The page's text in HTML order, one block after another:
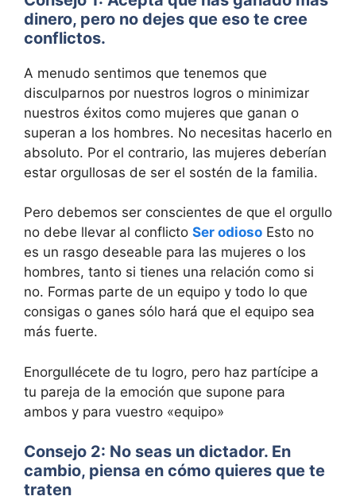
dinero, pero no dejes que eso te cree
conflictos.
A menudo sentimos que tenemos que
disculparnos por nuestros logros o minimizar
nuestros éxitos como mujeres que ganan o
superan a los hombres. No necesitas hacerlo en
absoluto. Por el contrario, las mujeres deberían
estar orgullosas de ser el sostén de la familia.
Pero debemos ser conscientes de que el orgullo
no debe llevar al conflicto Ser odioso Esto no
es un rasgo deseable para las mujeres o los
hombres, tanto si tienes una relación como si
no. Formas parte de un equipo y todo lo que
consigas o ganes sólo hará que el equipo sea
más fuerte.
Enorgullécete de tu logro, pero haz partícipe a
tu pareja de la emoción que supone para
ambos y para vuestro «equipo»
Consejo 2: No seas un dictador. En
cambio, piensa en cómo quieres que te
traten